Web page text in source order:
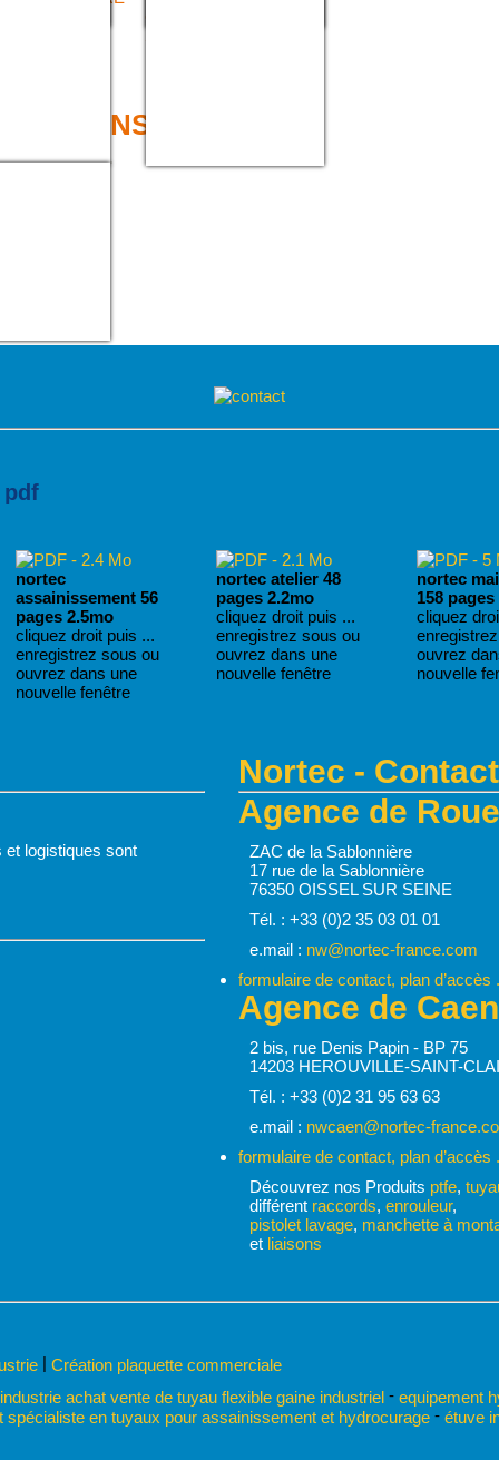
COMPENSATEUR
pdf
nortec
assainissement 56
pages 2.5mo
cliquez droit puis ...
enregistrez sous ou
ouvrez dans une
nouvelle fenêtre
nortec atelier 48
pages 2.2mo
cliquez droit puis ...
enregistrez sous ou
ouvrez dans une
nouvelle fenêtre
nortec
158
cliquez
ouvrez
nouvelle
et logistiques sont
Nortec - Contact
Agence de
ZAC de la Sablonnière
17 rue de la Sablonnière
76350 OISSEL SUR SEINE
Tél. : +33 (0)2 35 03 01 01
e.mail : nw@nortec-france.com
formulaire de contact, plan d’accès
Agence de Caen
2 bis, rue Denis Papin - BP 75
14203 HEROUVILLE-SAINT-
Tél. : +33 (0)2 31 95 63 63
e.mail : nwcaen@nortec-
formulaire de contact, plan d’accès
Découvrez nos Produits ptfe,
différent raccords, enrouleur,
pistolet lavage, manchette à
et liaisons
| Création plaquette commerciale
achat vente de tuyau flexible gaine industriel - equipement
spécialiste en tuyaux pour assainissement et hydrocurage - étuve